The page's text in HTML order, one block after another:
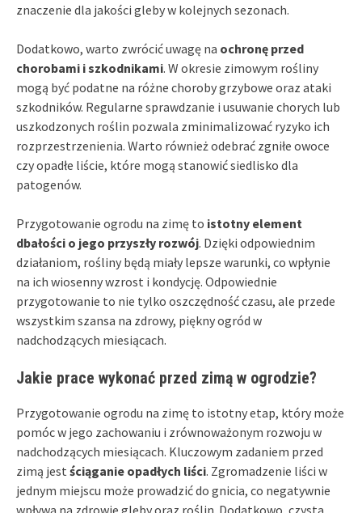
znaczenie dla jakości gleby w kolejnych sezonach.
Dodatkowo, warto zwrócić uwagę na ochronę przed
chorobami i szkodnikami. W okresie zimowym rośliny
mogą być podatne na różne choroby grzybowe oraz ataki
szkodników. Regularne sprawdzanie i usuwanie chorych lub
uszkodzonych roślin pozwala zminimalizować ryzyko ich
rozprzestrzenienia. Warto również odebrać zgniłe owoce
czy opadłe liście, które mogą stanowić siedlisko dla
patogenów.
Przygotowanie ogrodu na zimę to istotny element
dbałości o jego przyszły rozwój. Dzięki odpowiednim
działaniom, rośliny będą miały lepsze warunki, co wpłynie
na ich wiosenny wzrost i kondycję. Odpowiednie
przygotowanie to nie tylko oszczędność czasu, ale przede
wszystkim szansa na zdrowy, piękny ogród w
nadchodzących miesiącach.
Jakie prace wykonać przed zimą w ogrodzie?
Przygotowanie ogrodu na zimę to istotny etap, który może
pomóc w jego zachowaniu i zrównoważonym rozwoju w
nadchodzących miesiącach. Kluczowym zadaniem przed
zimą jest ściąganie opadłych liści. Zgromadzenie liści w
jednym miejscu może prowadzić do gnicia, co negatywnie
wpływa na zdrowie gleby oraz roślin. Dodatkowo, czysta